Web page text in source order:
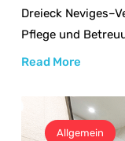
Dreieck
Pflege und
Read More
Allgemein